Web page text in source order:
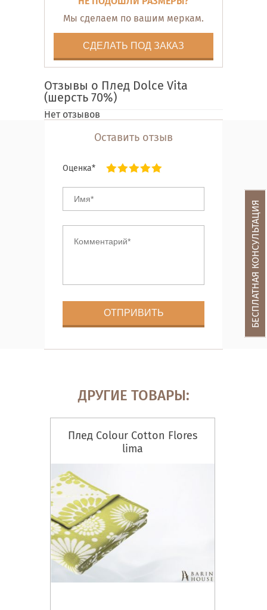
Мы сделаем по вашим меркам.
СДЕЛАТЬ ПОД ЗАКАЗ
Отзывы о Плед Dolce Vita
(шерсть 70%)
Нет отзывов
Оставить отзыв
Оценка*
ДРУГИЕ ТОВАРЫ:
Плед Colour Cotton Flores
lima
БЕСПЛАТНАЯ КОНСУЛЬТАЦИЯ